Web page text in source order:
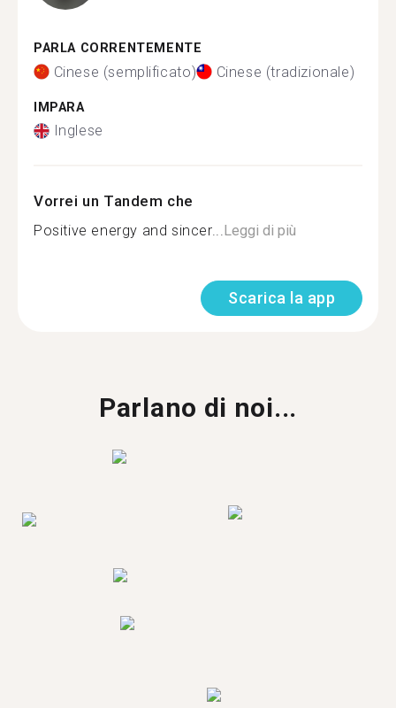
PARLA CORRENTEMENTE
Cinese (semplificato) Cinese (tradizionale)
IMPARA
Inglese
Vorrei un Tandem che
Positive energy and sincer...Leggi di più
Scarica la app
Parlano di noi...